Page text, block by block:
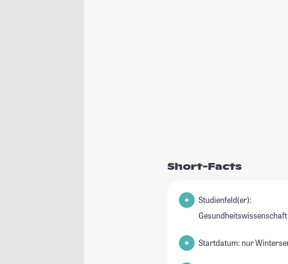
Short-Facts
Studienfeld(er):
Gesundheitswissenschaft
Startdatum: nur